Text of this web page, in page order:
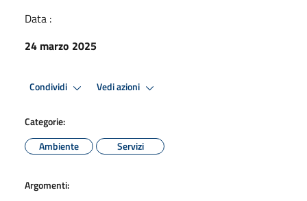
Data :
24 marzo 2025
Condividi Vedi azioni
Categorie:
Ambiente
Servizi
Argomenti: